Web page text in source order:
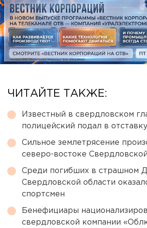
ЧИТАЙТЕ ТАКЖЕ:
Известный в свердловском
полицейский подал в отставку
Сильное землетрясение
северо-востоке
Среди погибших в страшном
Свердловской области
спортсмен
Бенефициары
свердловской компании